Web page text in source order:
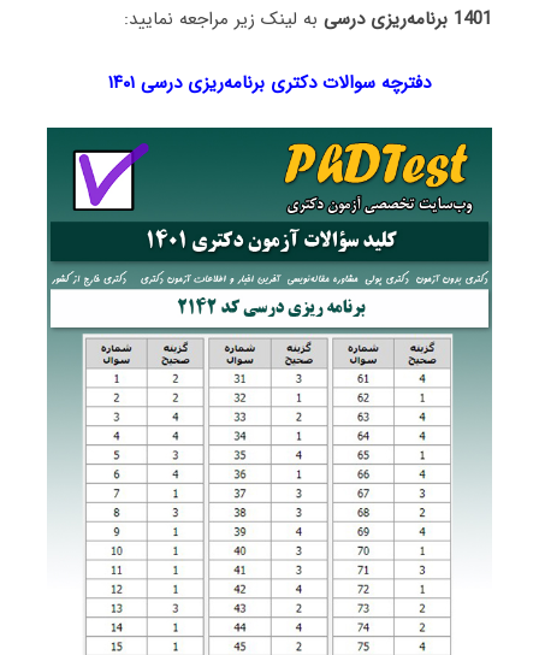
1401 برنامه‌ریزی درسی
به لینک زیر مراجعه نمایید:
دفترچه سوالات دکتری برنامه‌ریزی درسی ۱۴۰۱